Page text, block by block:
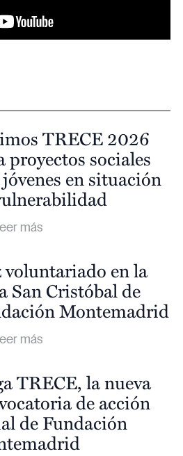
TRECE 2026
proyectos sociales
en situación
voluntariado en la
San Cristóbal de
Montemadrid
TRECE, la nueva
de acción
de Fundación